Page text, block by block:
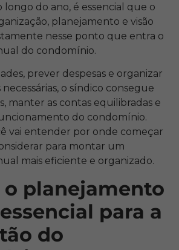
do ano, é essencial que o
planejamento e visão
nesse ponto que entra o
do condomínio.
prever despesas e organizar
o síndico consegue
manter as contas equilibradas e
do condomínio.
vai entender por onde começar
para montar um
mais eficiente e organizado.
o planejamento
para a
do